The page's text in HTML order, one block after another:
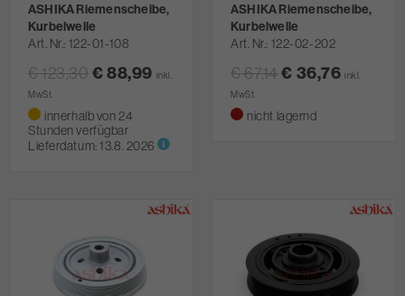
ASHIKA Riemenscheibe,
Kurbelwelle
Art. Nr. 122-01-108
€ 123,30€ 88,99 inkl.
MwSt.
innerhalb von 24
Stunden verfügbar
Lieferdatum:13.8. 2026
ASHIKA Riemenscheibe,
Kurbelwelle
Art. Nr. 122-02-202
€ 67,14€ 36,76 inkl.
MwSt.
nicht lagernd